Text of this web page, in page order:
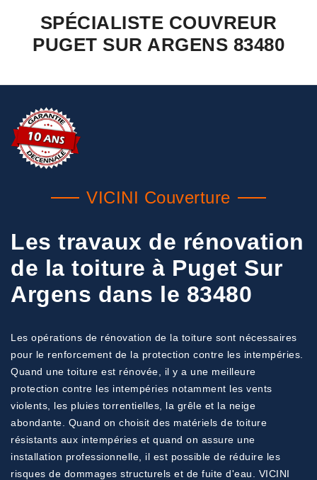
SPÉCIALISTE COUVREUR
PUGET SUR ARGENS 83480
VICINI Couverture
Les travaux de rénovation
de la toiture à Puget Sur
Argens dans le 83480
Les opérations de rénovation de la toiture sont nécessaires
pour le renforcement de la protection contre les intempéries.
Quand une toiture est rénovée, il y a une meilleure
protection contre les intempéries notamment les vents
violents, les pluies torrentielles, la grêle et la neige
abondante. Quand on choisit des matériels de toiture
résistants aux intempéries et quand on assure une
installation professionnelle, il est possible de réduire les
risques de dommages structurels et de fuite d'eau. VICINI